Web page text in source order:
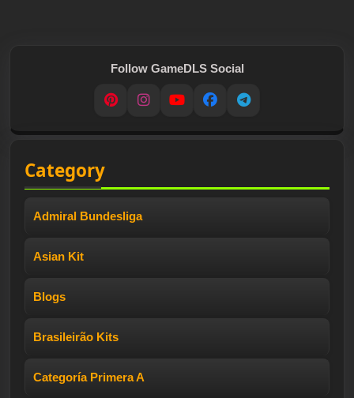
Follow GameDLS Social
PinterestInstagram
YouTubeFacebookTelegram
Category
Admiral Bundesliga
Asian Kit
Blogs
Brasileirão Kits
Categoría Primera A